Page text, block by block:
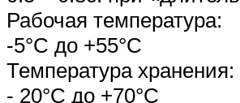
Рабочая температура:
-5°С до +55°С
Температура хранения:
- 20°С до +70°С